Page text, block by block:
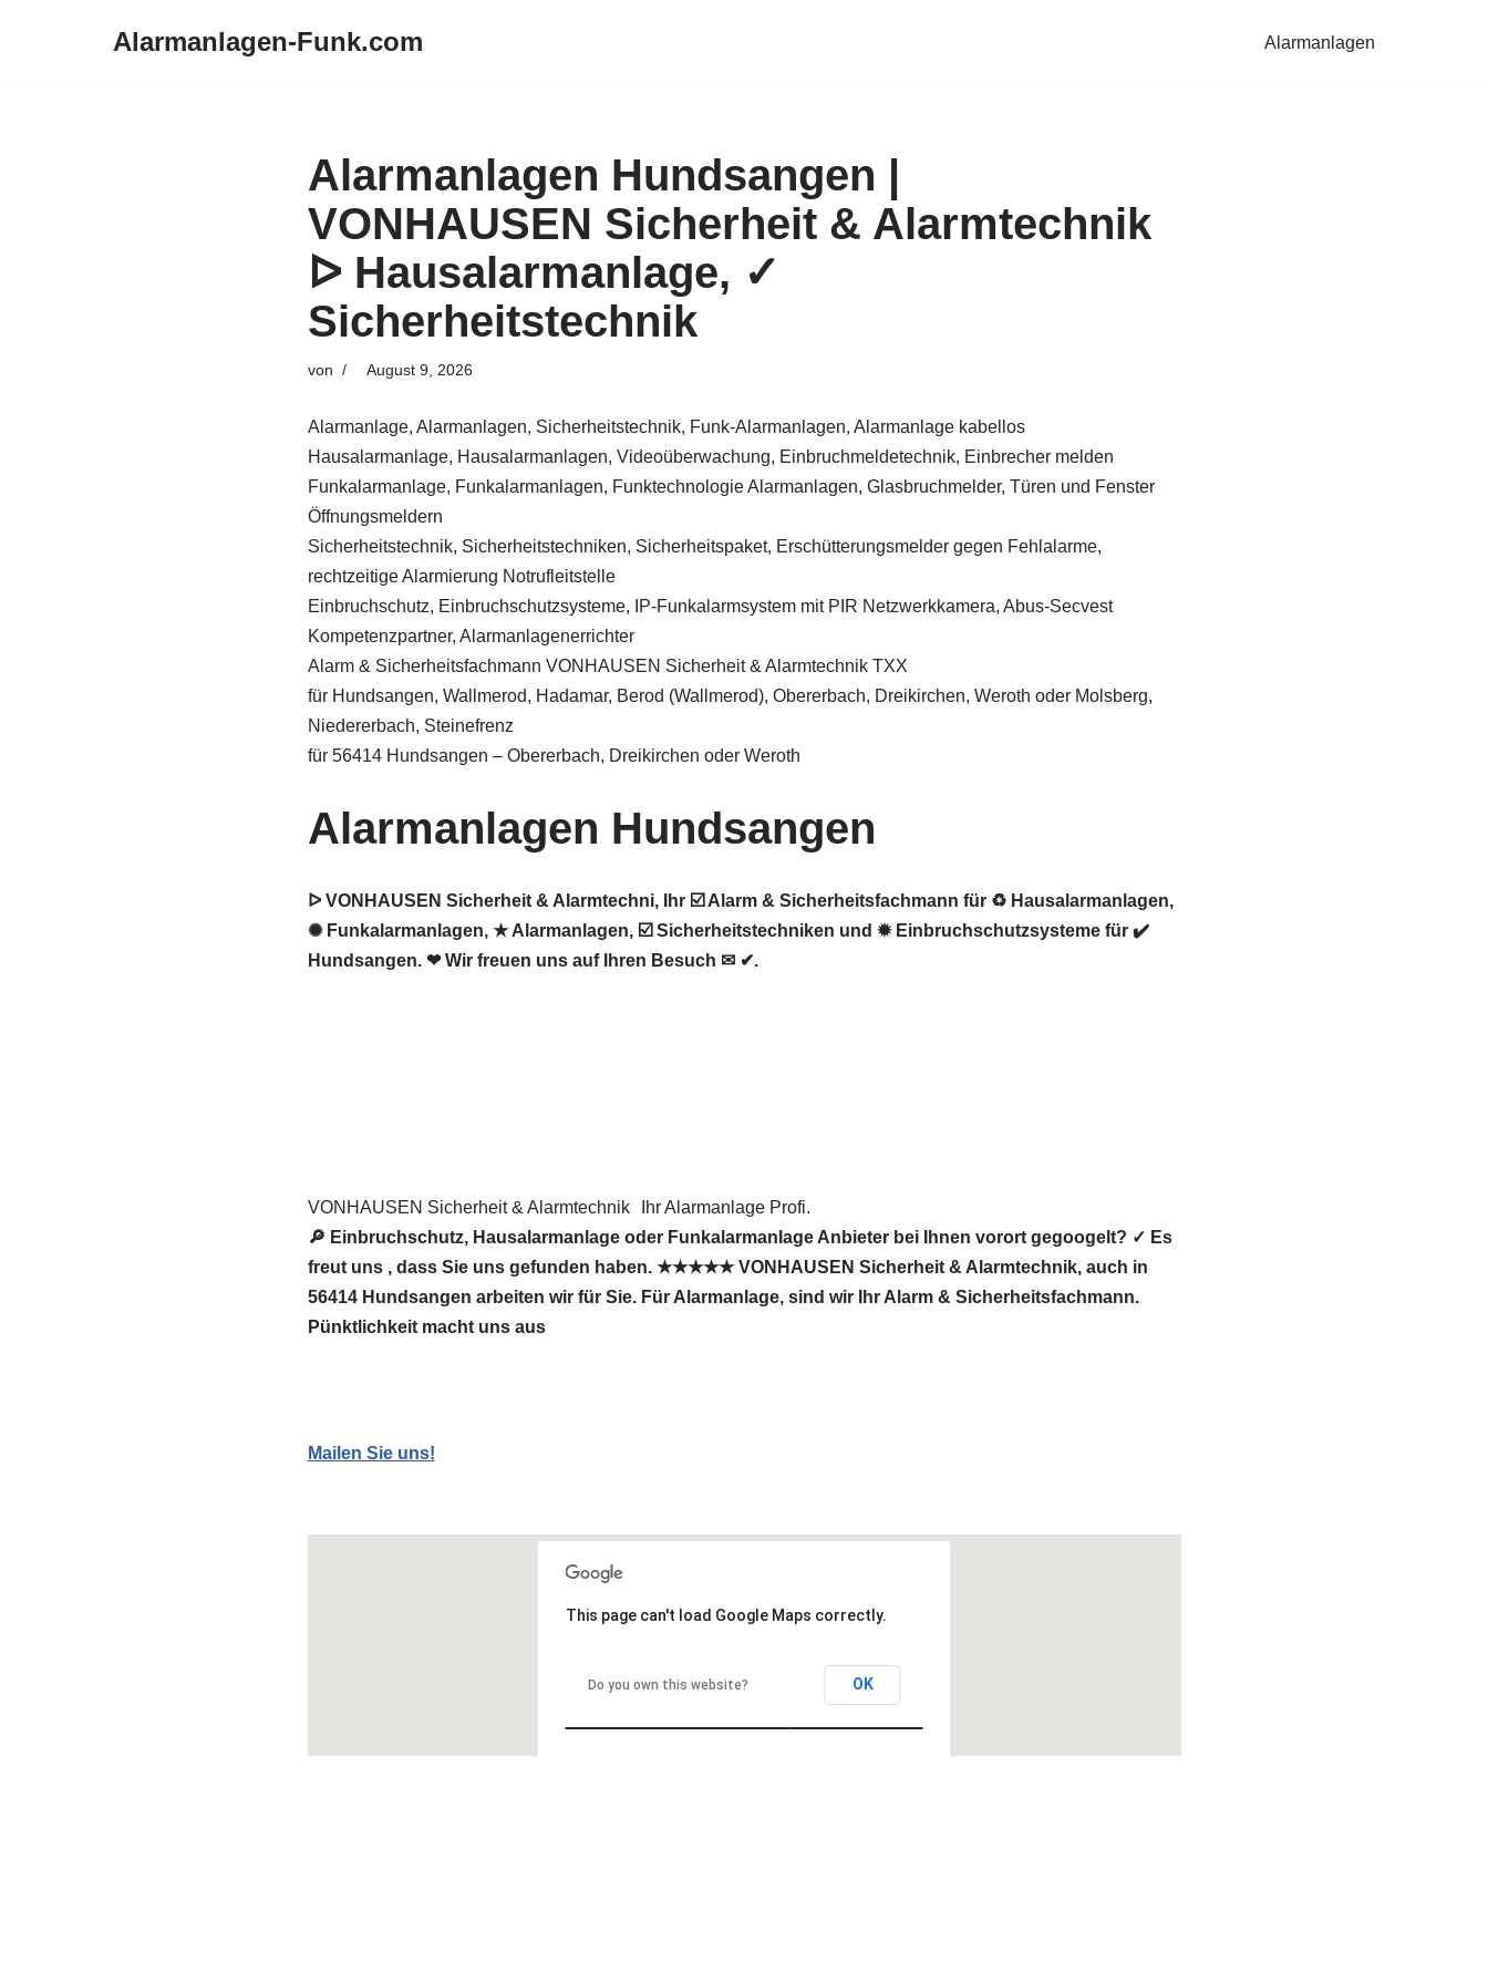
Alarmanlagen-Funk.com Alarmanlagen
Alarmanlagen Hundsangen |
VONHAUSEN Sicherheit & Alarmtechnik
ᐅ Hausalarmanlage, ✓
Sicherheitstechnik
von August 9, 2026
Alarmanlage, Alarmanlagen, Sicherheitstechnik, Funk-Alarmanlagen, Alarmanlage kabellos
Hausalarmanlage, Hausalarmanlagen, Videoüberwachung, Einbruchmeldetechnik, Einbrecher melden
Funkalarmanlage, Funkalarmanlagen, Funktechnologie Alarmanlagen, Glasbruchmelder, Türen und Fenster
Öffnungsmeldern
Sicherheitstechnik, Sicherheitstechniken, Sicherheitspaket, Erschütterungsmelder gegen Fehlalarme,
rechtzeitige Alarmierung Notrufleitstelle
Einbruchschutz, Einbruchschutzsysteme, IP-Funkalarmsystem mit PIR Netzwerkkamera, Abus-Secvest
Kompetenzpartner, Alarmanlagenerrichter
Alarm & Sicherheitsfachmann VONHAUSEN Sicherheit & Alarmtechnik TXX
für Hundsangen, Wallmerod, Hadamar, Berod (Wallmerod), Obererbach, Dreikirchen, Weroth oder Molsberg,
Niedererbach, Steinefrenz
für 56414 Hundsangen – Obererbach, Dreikirchen oder Weroth
Alarmanlagen Hundsangen
ᐅ VONHAUSEN Sicherheit & Alarmtechni, Ihr ☑️ Alarm & Sicherheitsfachmann für ♻ Hausalarmanlagen,
✺ Funkalarmanlagen, ★ Alarmanlagen, ☑️ Sicherheitstechniken und ✹ Einbruchschutzsysteme für ✔️
Hundsangen. ❤ Wir freuen uns auf Ihren Besuch ✉ ✔.
VONHAUSEN Sicherheit & Alarmtechnik
Ihr Alarmanlage Profi.
🔎 Einbruchschutz, Hausalarmanlage oder Funkalarmanlage Anbieter bei Ihnen vorort gegoogelt? ✓ Es
freut uns , dass Sie uns gefunden haben. ★★★★★ VONHAUSEN Sicherheit & Alarmtechnik, auch in
56414 Hundsangen arbeiten wir für Sie. Für Alarmanlage, sind wir Ihr Alarm & Sicherheitsfachmann.
Pünktlichkeit macht uns aus
Mailen Sie uns!
This page can't load Google Maps correctly.
Do you own this website? OK